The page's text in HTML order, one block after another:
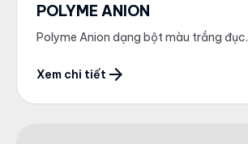
POLYME ANION
Polyme Anion dạng bột màu trắng đục.
Xem chi tiết arrow_forward